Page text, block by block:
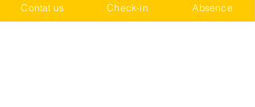
Contat us Check-in Absence